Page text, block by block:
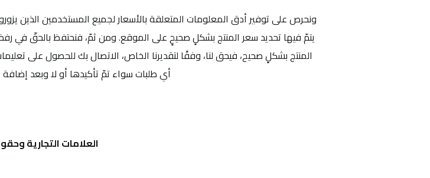
ونحرص على توفير أدق المعلومات المتعلقة بالأسعار لجميع المستخدمين الذين
يتمّ فيها تحديد سعر المنتج بشكلٍ صحيحٍ على الموقع. ومن ثمّ، فنحتفظ بالحقّ في
المنتج بشكلٍ صحيح، فيحق لنا، وفقًا لتقديرنا الخاص، الاتصال بك للحصول على
أي طلبات سواء تمّ تأكيدها أو لا وبعد
العلامات التجارية